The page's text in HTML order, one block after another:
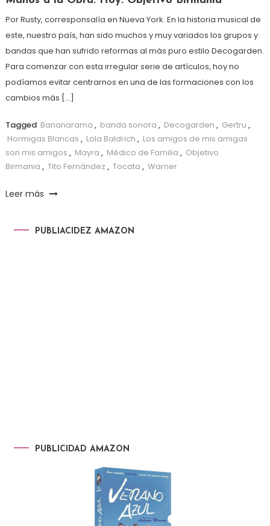
Por Rusty, corresponsalía en Nueva York. En la historia musical de
este, nuestro país, han sido muchos y muy variados los grupos y
bandas que han sufrido reformas al más puro estilo Decogarden.
Para comenzar con esta irregular serie de artículos, hoy no
podíamos evitar centrarnos en una de las formaciones con los
cambios más […]
Tagged Bananarama , banda sonora , Decogarden , Gertru ,
Hormigas Blancas , Lola Baldrich , Los amigos de mis amigas
son mis amigos , Mayra , Médico de Familia , Objetivo
Birmania , Tito Fernández , Tocata , Warner
Leer más
PUBLIACIDEZ AMAZON
PUBLICIDAD AMAZON